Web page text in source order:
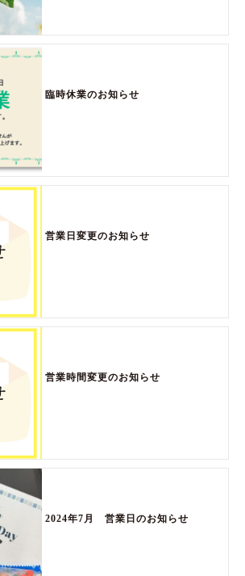
臨時休業のお知らせ
営業日変更のお知らせ
営業時間変更のお知らせ
2024年7月 営業日のお知らせ